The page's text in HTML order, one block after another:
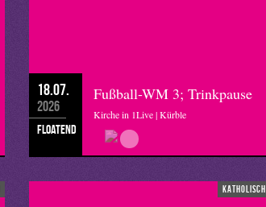
18.07.
2026
floatend
Fußball-WM 3; Trinkpause
Kirche in 1Live | Kürble
katholisch